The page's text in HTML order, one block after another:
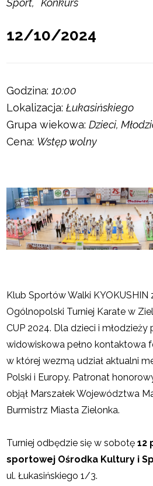
Sport Konkurs
12/10/2024
Godzina:10:00
Lokalizacja:Łukasińskiego
Grupa wiekowa:Dzieci,
Cena: Wstęp wolny
Klub Sportów Walki KYOKUSHIN
Ogólnopolski Turniej Karate w
CUP 2024. Dla dzieci i
widowiskowa pełno kontaktowa
w której wezmą udział aktualni
Polski i Europy. Patronat
objął Marszałek Województwa
Burmistrz Miasta Zielonka.
Turniej odbędzie się w sobotę12
sportowej Ośrodka Kultury i
ul. Łukasińskiego 1/3.